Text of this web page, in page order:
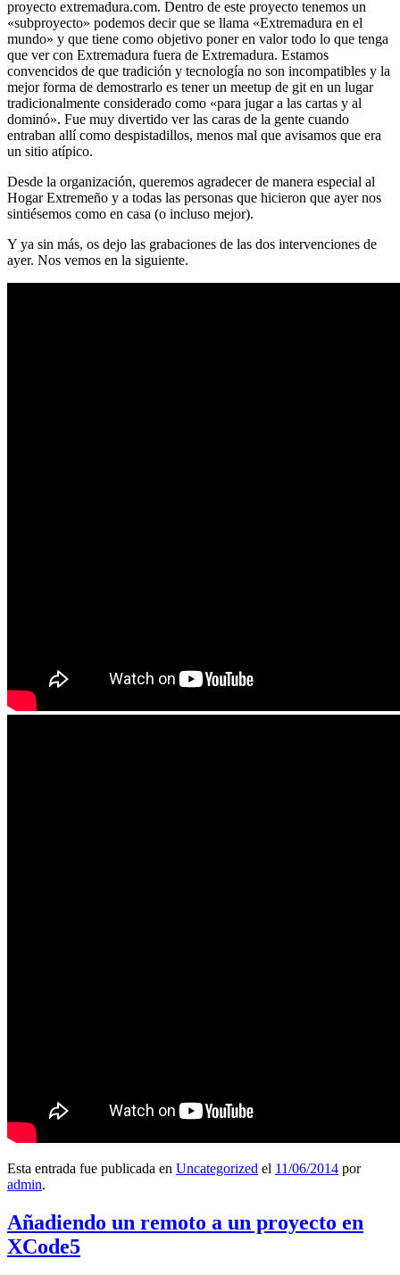
proyecto extremadura.com. Dentro de este proyecto tenemos un
«subproyecto» podemos decir que se llama «Extremadura en el
mundo» y que tiene como objetivo poner en valor todo lo que tenga
que ver con Extremadura fuera de Extremadura. Estamos
convencidos de que tradición y tecnología no son incompatibles y la
mejor forma de demostrarlo es tener un meetup de git en un lugar
tradicionalmente considerado como «para jugar a las cartas y al
dominó». Fue muy divertido ver las caras de la gente cuando
entraban allí como despistadillos, menos mal que avisamos que era
un sitio atípico.
Desde la organización, queremos agradecer de manera especial al
Hogar Extremeño y a todas las personas que hicieron que ayer nos
sintiésemos como en casa (o incluso mejor).
Y ya sin más, os dejo las grabaciones de las dos intervenciones de
ayer. Nos vemos en la siguiente.
Esta entrada fue publicada en Uncategorized el 11/06/2014 por
admin.
Añadiendo un remoto a un proyecto en
XCode5